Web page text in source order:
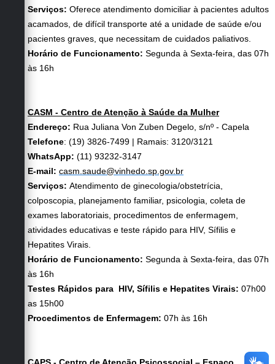
Serviços: Oferece atendimento domiciliar à pacientes adultos
acamados, de difícil transporte até a unidade de saúde e/ou
pacientes graves, que necessitam de cuidados paliativos.
Horário de Funcionamento: Segunda à Sexta-feira, das 07h
às 16h
CASM - Centro de Atenção à Saúde da Mulher
Endereço: Rua Juliana Von Zuben Degelo, s/nº - Capela
Telefone: (19) 3826-7499 | Ramais: 3120/3121
WhatsApp: (11) 93232-3147
E-mail: casm.saude@vinhedo.sp.gov.br
Serviços: Atendimento de ginecologia/obstetrícia,
colposcopia, planejamento familiar, psicologia, coleta de
exames laboratoriais, procedimentos de enfermagem,
atividades educativas e teste rápido para HIV, Sífilis e
Hepatites Virais.
Horário de Funcionamento: Segunda à Sexta-feira, das 07h
às 16h
Testes Rápidos para HIV, Sífilis e Hepatites Virais: 07h00
as 15h00
Procedimentos de Enfermagem: 07h às 16h